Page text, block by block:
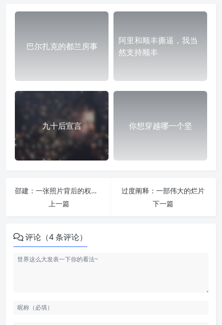
巴尔扎克的都兰房事
阿里和顺丰撕逼，我当
然支持顺丰
九十后宣言 你想穿越哪一个坚
邵建：一张照片背后的权力关系
上一篇
过度阐释：一部伟大的烂片
下一篇
评论（4 条评论）